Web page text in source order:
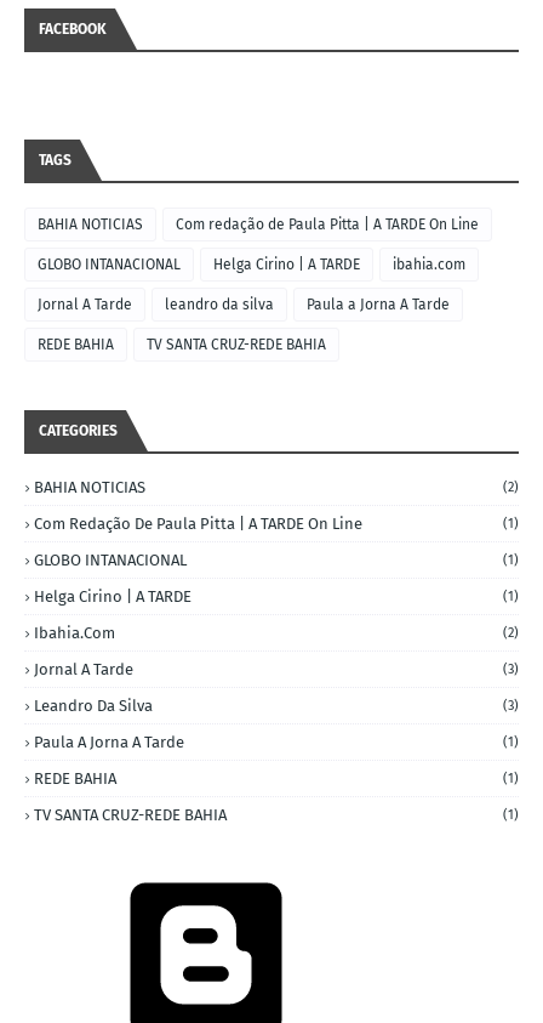
FACEBOOK
TAGS
BAHIA NOTICIAS Com redação de Paula Pitta | A TARDE On Line
GLOBO INTANACIONAL Helga Cirino | A TARDE ibahia.com
Jornal A Tarde leandro da silva Paula a Jorna A Tarde
REDE BAHIA TV SANTA CRUZ-REDE BAHIA
CATEGORIES
BAHIA NOTICIAS (2)
Com Redação De Paula Pitta | A TARDE On Line (1)
GLOBO INTANACIONAL (1)
Helga Cirino | A TARDE (1)
Ibahia.com (2)
Jornal A Tarde (3)
Leandro Da Silva (3)
Paula A Jorna A Tarde (1)
REDE BAHIA (1)
TV SANTA CRUZ-REDE BAHIA (1)